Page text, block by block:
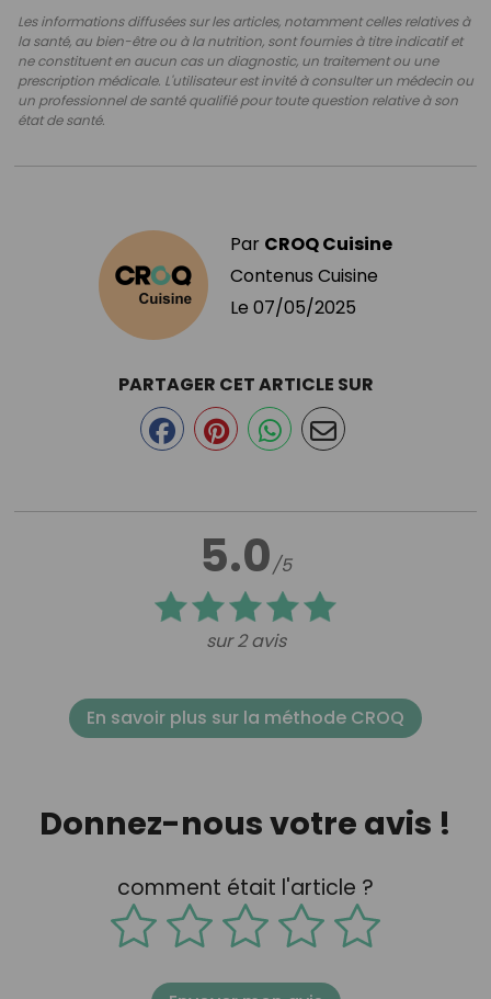
Les informations diffusées sur les articles, notamment celles relatives à
la santé, au bien-être ou à la nutrition, sont fournies à titre indicatif et
ne constituent en aucun cas un diagnostic, un traitement ou une
prescription médicale. L'utilisateur est invité à consulter un médecin ou
un professionnel de santé qualifié pour toute question relative à son
état de santé.
Par CROQ Cuisine
Contenus Cuisine
Le 07/05/2025
5.0/5
sur 2 avis
PARTAGER CET ARTICLE SUR
En savoir plus sur la méthode CROQ
Donnez-nous votre avis !
comment était l'article ?